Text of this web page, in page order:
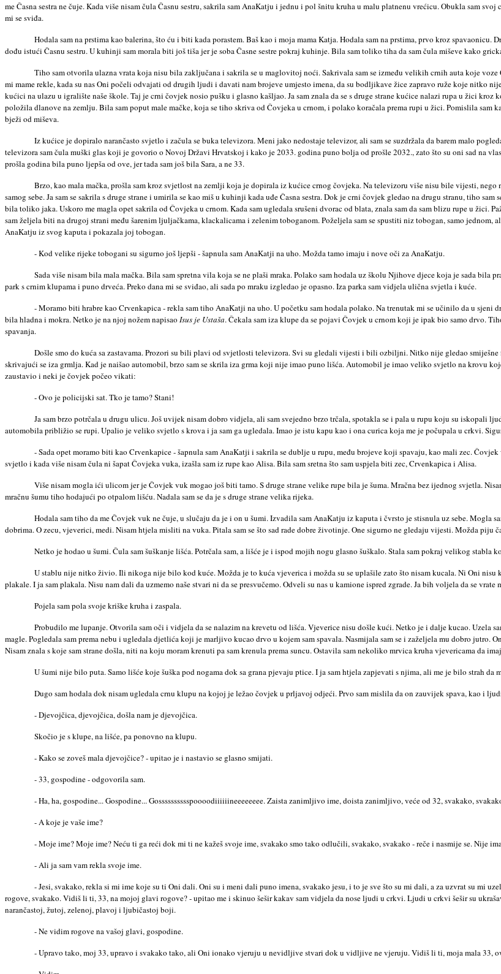
me Časna sestra ne čuje. Kada više nisam čula Časnu sestru, sakrila sam AnaKatju i jednu i pol šnitu kruha u malu platnenu vrećicu. Obukla sam
mi se sviđa.
Hodala sam na prstima kao balerina, što ću i biti kada porastem. Baš kao i moja mama Katja. Hodala sam na prstima, prvo kroz
dođu istući Časnu sestru. U kuhinji sam morala biti još tiša jer je soba Časne sestre pokraj kuhinje. Bila sam toliko tiha da sam čula miševe kako
Tiho sam otvorila ulazna vrata koja nisu bila zaključana i sakrila se u maglovitoj noći. Sakrivala sam se između velikih crnih auta koje
mi mame rekle, kada su nas Oni počeli odvajati od drugih ljudi i davati nam brojeve umjesto imena, da su bodljikave žice zapravo ruže koje nitko
kućici na ulazu u igralište naše škole. Taj je crni čovjek nosio pušku i glasno kašljao. Ja sam znala da se s druge strane kućice nalazi rupa u žici
položila dlanove na zemlju. Bila sam poput male mačke, koja se tiho skriva od Čovjeka u crnom, i polako koračala prema rupi u žici. Pomislila
bježi od miševa.
Iz kućice je dopiralo narančasto svjetlo i začula se buka televizora. Meni jako nedostaje televizor, ali sam se suzdržala da barem malo
televizora sam čula muški glas koji je govorio o Novoj Državi Hrvatskoj i kako je 2033. godina puno bolja od prošle 2032., zato što su oni sad na
prošla godina bila puno ljepša od ove, jer tada sam još bila Sara, a ne 33.
Brzo, kao mala mačka, prošla sam kroz svjetlost na zemlji koja je dopirala iz kućice crnog čovjeka. Na televizoru više nisu bile vijesti,
samog sebe. Ja sam se sakrila s druge strane i umirila se kao miš u kuhinji kada uđe Časna sestra. Dok je crni čovjek gledao na drugu stranu, tiho
bila toliko jaka. Uskoro me magla opet sakrila od Čovjeka u crnom. Kada sam ugledala srušeni dvorac od blata, znala sam da sam blizu rupe u
sam željela biti na drugoj strani među šarenim ljuljačkama, klackalicama i zelenim toboganom. Poželjela sam se spustiti niz tobogan, samo jednom,
AnaKatju iz svog kaputa i pokazala joj tobogan.
- Kod velike rijeke tobogani su sigurno još ljepši - šapnula sam AnaKatji na uho. Možda tamo imaju i nove oči za AnaKatju.
Sada više nisam bila mala mačka. Bila sam spretna vila koja se ne plaši mraka. Polako sam hodala uz školu Njihove djece koja je sada
park s crnim klupama i puno drveća. Preko dana mi se sviđao, ali sada po mraku izgledao je opasno. Iza parka sam vidjela ulična svjetla i kuće.
- Moramo biti hrabre kao Crvenkapica - rekla sam tiho AnaKatji na uho. U početku sam hodala polako. Na trenutak mi se učinilo da u
bila hladna i mokra. Netko je na njoj nožem napisao Isus je Ustaša. Čekala sam iza klupe da se pojavi Čovjek u crnom koji je ipak bio samo drvo.
spavanja.
Došle smo do kuća sa zastavama. Prozori su bili plavi od svjetlosti televizora. Svi su gledali vijesti i bili ozbiljni. Nitko nije gledao
skrivajući se iza grmlja. Kad je naišao automobil, brzo sam se skrila iza grma koji nije imao puno lišća. Automobil je imao veliko svjetlo na krovu
zaustavio i neki je čovjek počeo vikati:
- Ovo je policijski sat. Tko je tamo? Stani!
Ja sam brzo potrčala u drugu ulicu. Još uvijek nisam dobro vidjela, ali sam svejedno brzo trčala, spotakla se i pala u rupu koju su
automobila približio se rupi. Upalio je veliko svjetlo s krova i ja sam ga ugledala. Imao je istu kapu kao i ona curica koja me je počupala u crkvi.
- Sada opet moramo biti kao Crvenkapice - šapnula sam AnaKatji i sakrila se dublje u rupu, među brojeve koji spavaju, kao mali zec.
svjetlo i kada više nisam čula ni šapat Čovjeka vuka, izašla sam iz rupe kao Alisa. Bila sam sretna što sam uspjela biti zec, Crvenkapica i Alisa.
Više nisam mogla ići ulicom jer je Čovjek vuk mogao još biti tamo. S druge strane velike rupe bila je šuma. Mračna bez ijednog svjetla.
mračnu šumu tiho hodajući po otpalom lišću. Nadala sam se da je s druge strane velika rijeka.
Hodala sam tiho da me Čovjek vuk ne čuje, u slučaju da je i on u šumi. Izvadila sam AnaKatju iz kaputa i čvrsto je stisnula uz sebe.
dobrima. O zecu, vjeverici, medi. Nisam htjela misliti na vuka. Pitala sam se što sad rade dobre životinje. One sigurno ne gledaju vijesti. Možda
Netko je hodao u šumi. Čula sam šuškanje lišća. Potrčala sam, a lišće je i ispod mojih nogu glasno šuškalo. Stala sam pokraj velikog stabla
U stablu nije nitko živio. Ili nikoga nije bilo kod kuće. Možda je to kuća vjeverica i možda su se uplašile zato što nisam kucala. Ni Oni nisu
plakale. I ja sam plakala. Nisu nam dali da uzmemo naše stvari ni da se presvučemo. Odveli su nas u kamione ispred zgrade. Ja bih voljela da se
Pojela sam pola svoje kriške kruha i zaspala.
Probudilo me lupanje. Otvorila sam oči i vidjela da se nalazim na krevetu od lišća. Vjeverice nisu došle kući. Netko je i dalje kucao. Uzela
magle. Pogledala sam prema nebu i ugledala djetlića koji je marljivo kucao drvo u kojem sam spavala. Nasmijala sam se i zaželjela mu dobro
Nisam znala s koje sam strane došla, niti na koju moram krenuti pa sam krenula prema suncu. Ostavila sam nekoliko mrvica kruha vjevericama da
U šumi nije bilo puta. Samo lišće koje šuška pod nogama dok sa grana pjevaju ptice. I ja sam htjela zapjevati s njima, ali me je bilo strah
Dugo sam hodala dok nisam ugledala crnu klupu na kojoj je ležao čovjek u prljavoj odjeći. Prvo sam mislila da on zauvijek spava, kao i
- Djevojčica, djevojčica, došla nam je djevojčica.
Skočio je s klupe, na lišće, pa ponovno na klupu.
- Kako se zoveš mala djevojčice? - upitao je i nastavio se glasno smijati.
- 33, gospodine - odgovorila sam.
- Ha, ha, gospodine... Gospodine... Gosssssssssspoooodiiiiiineeeeeeee. Zaista zanimljivo ime, doista zanimljivo, veće od 32, svakako,
- A koje je vaše ime?
- Moje ime? Moje ime? Neću ti ga reći dok mi ti ne kažeš svoje ime, svakako smo tako odlučili, svakako, svakako - reče i nasmije se. Nije
- Ali ja sam vam rekla svoje ime.
- Jesi, svakako, rekla si mi ime koje su ti Oni dali. Oni su i meni dali puno imena, svakako jesu, i to je sve što su mi dali, a za uzvrat su mi
rogove, svakako. Vidiš li ti, 33, na mojoj glavi rogove? - upitao me i skinuo šešir kakav sam vidjela da nose ljudi u crkvi. Ljudi u crkvi šešir su
narančastoj, žutoj, zelenoj, plavoj i ljubičastoj boji.
- Ne vidim rogove na vašoj glavi, gospodine.
- Upravo tako, moj 33, upravo i svakako tako, ali Oni ionako vjeruju u nevidljive stvari dok u vidljive ne vjeruju. Vidiš li ti, moja mala 33,